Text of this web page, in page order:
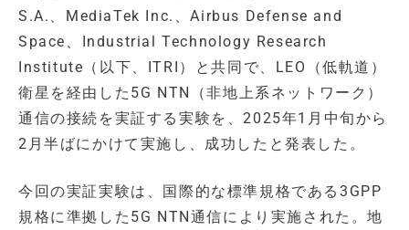
S.A.、MediaTek Inc.、Airbus Defense and
Space、Industrial Technology Research
Institute（以下、ITRI）と共同で、LEO（低軌道）
衛星を経由した5G NTN（非地上系ネットワーク）
通信の接続を実証する実験を、2025年1月中旬から
2月半ばにかけて実施し、成功したと発表した。
今回の実証実験は、国際的な標準規格である3GPP
規格に準拠した5G NTN通信により実施された。地